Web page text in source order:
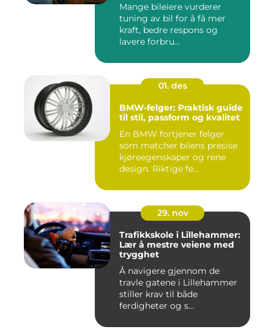
Mange bileiere vurderer
tuning av bil for å få mer
kraft, bedre respons og
lavere forbru...
01. des
BMW-felger: Praktisk guide
til stil, passform og kvalitet
En BMW fortjener felger
som matcher bilens presise
kjøreegenskaper og rene
design. Riktige fe...
29. nov
Trafikkskole i Lillehammer:
Lær å mestre veiene med
trygghet
Å navigere gjennom de
travle gatene i Lillehammer
stiller krav til både
ferdigheter og s...